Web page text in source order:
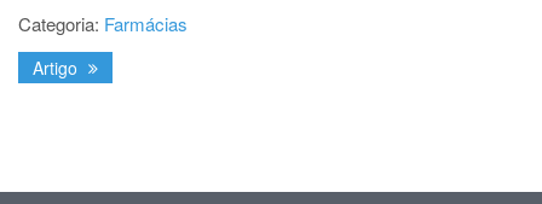
Categoria: Farmácias
Artigo